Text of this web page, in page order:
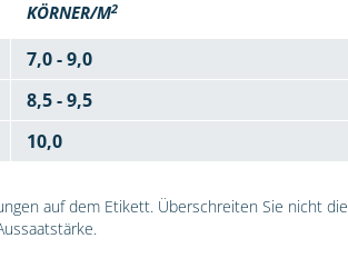
KÖRNER/M2
7,0 - 9,0
8,5 - 9,5
10,0
auf dem Etikett. Überschreiten Sie nicht